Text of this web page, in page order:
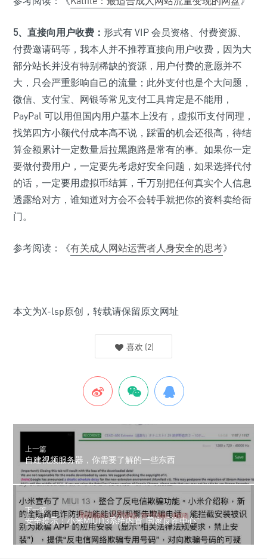
5、直接向用户收费： 形式有 VIP 会员资格、付费资源、
付费邀请码等，我本人并不推荐直接向用户收费，因为大
部分站长并没有特别稀缺的资源，用户付费的意愿并不
大，只会严重影响自己的流量；此外支付也是个大问题，
微信、支付宝、网银等常见支付工具肯定是不能用，
PayPal 可以用但国内用户基本上没有，虚拟币支付同理，
找第四方小额代付成本高不说，踩雷的机会还很高，待结
算金额累计一定数量后拉黑跑路是常有的事。如果你一定
要做付费用户，一定要先考虑好安全问题，如果选择代付
的话，一定要用虚拟币结算，千万别把任何真实个人信息
透露给对方，谁知道对方会不会转手就把你的资料卖给衙
门。
参考阅读：《有关成人网站运营者人身安全的思考》
本文为X-lsp原创，转载请保留原文网址
喜欢 (2)
上一篇
自建视频服务器，你需要了解的一些东西
下一篇
安全提示：小米MIUI13系统内置“国家反诈中心”